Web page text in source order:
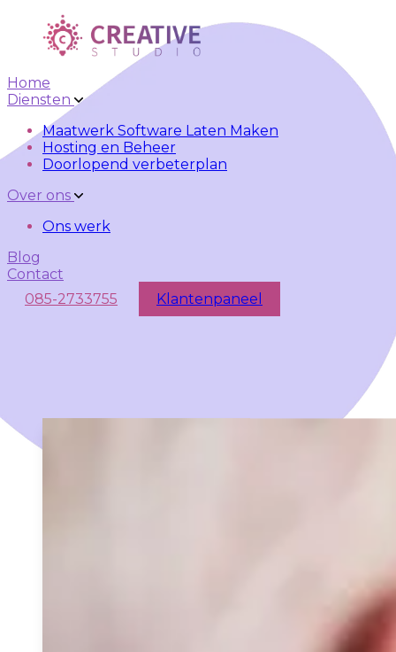
Skip to main content Skip to navigation
Home
Diensten
Maatwerk Software Laten Maken
Hosting en Beheer
Doorlopend verbeterplan
Over ons
Ons werk
Blog
Contact
085-2733755
Klantenpaneel